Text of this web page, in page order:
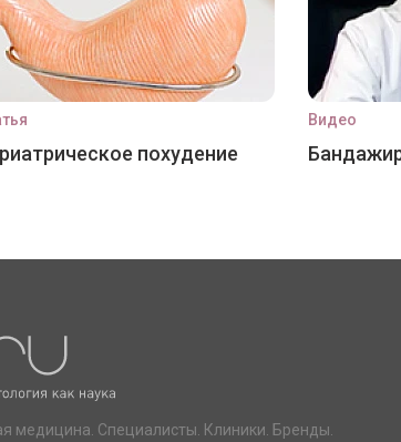
похудение
Видео
медицина. Специалисты. Клиники. Бренды.